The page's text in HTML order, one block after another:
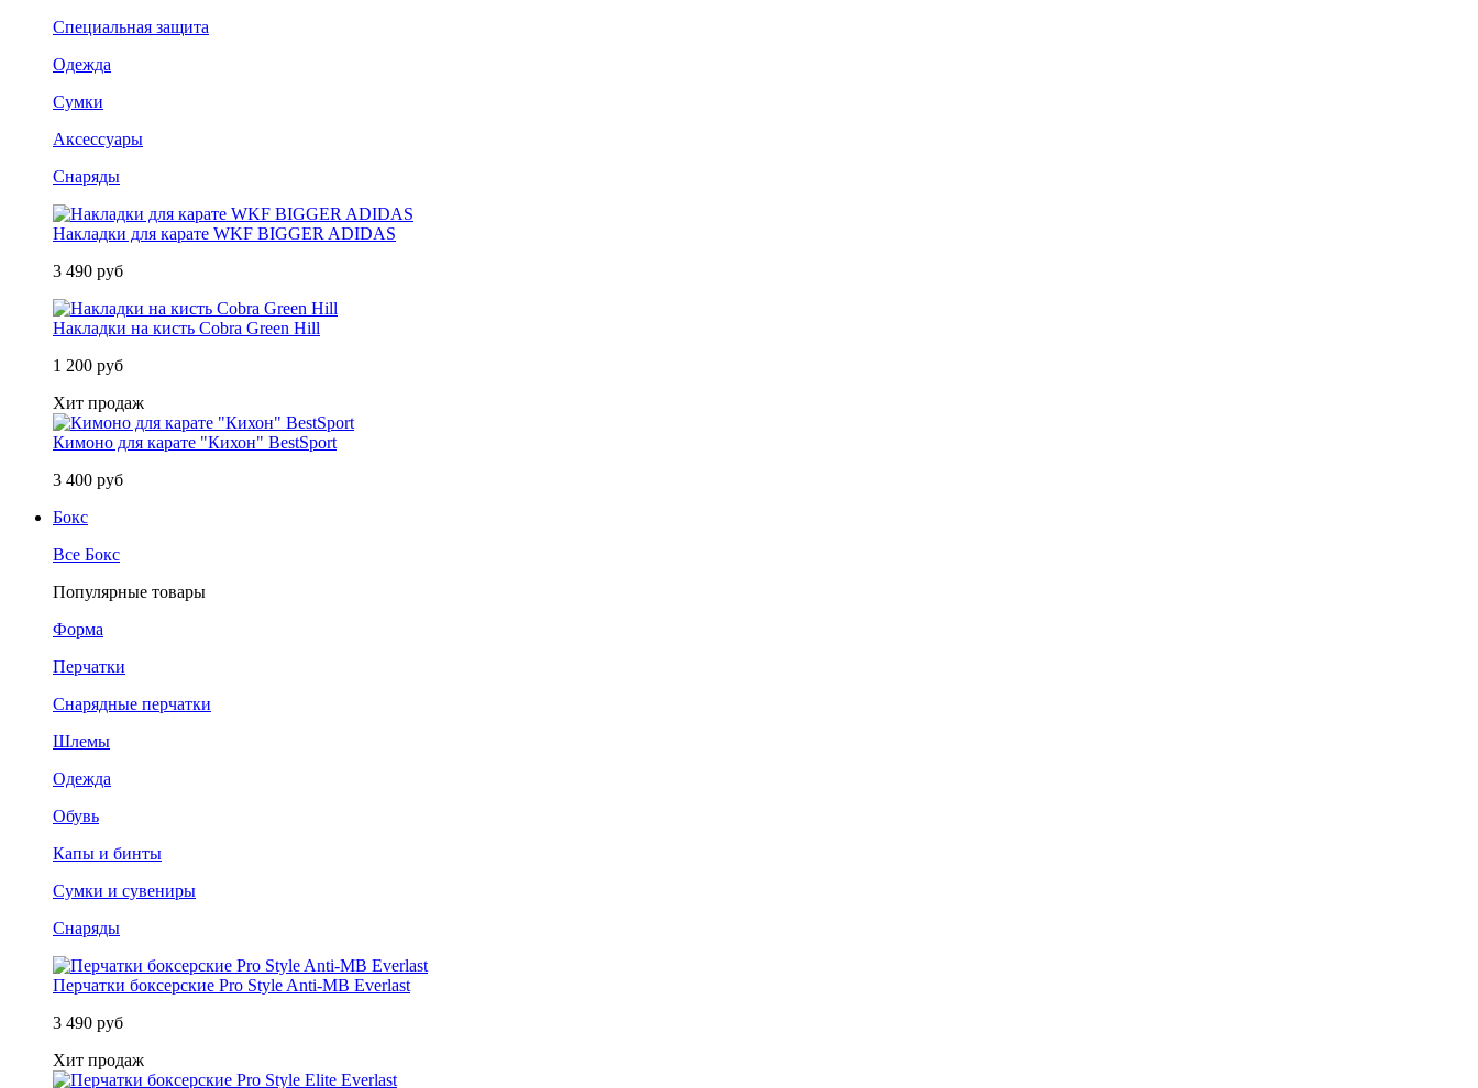
Специальная защита
Одежда
Сумки
Аксессуары
Снаряды
Накладки для карате WKF BIGGER ADIDAS
3 490 руб
Накладки на кисть Cobra Green Hill
1 200 руб
Хит продаж
Кимоно для карате "Кихон" BestSport
3 400 руб
Бокс
Все Бокс
Популярные товары
Форма
Перчатки
Снарядные перчатки
Шлемы
Одежда
Обувь
Капы и бинты
Сумки и сувениры
Снаряды
Перчатки боксерские Pro Style Anti-MB Everlast
3 490 руб
Хит продаж